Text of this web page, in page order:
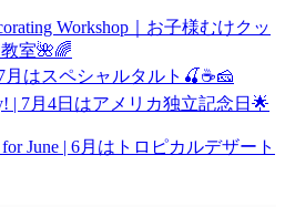
Workshop｜お子様むけクッ
室🌺🌈
月はスペシャルタルト🍒☕🧀
| 7月4日はアメリカ独立記念日🌟
for June | 6月はトロピカルデザート